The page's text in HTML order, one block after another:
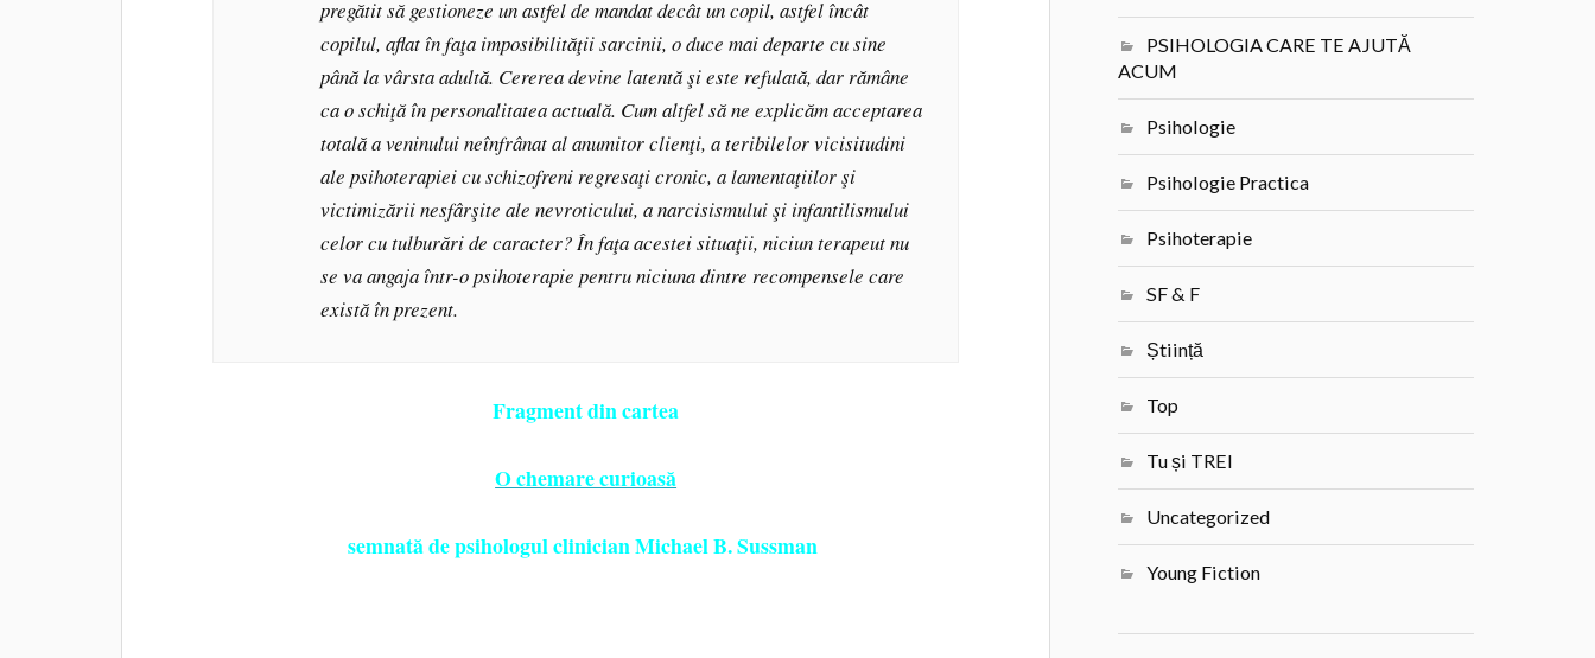
pregătit să gestioneze un astfel de mandat decât un copil, astfel încât
copilul, aflat în faţa imposibilităţii sarcinii, o duce mai departe cu sine
până la vârsta adultă. Cererea devine latentă şi este refulată, dar rămâne
ca o schiţă în personalitatea actuală. Cum altfel să ne explicăm acceptarea
totală a veninului neînfrânat al anumitor clienţi, a teribilelor vicisitudini
ale psihoterapiei cu schizofreni regresaţi cronic, a lamentaţiilor şi
victimizării nesfârşite ale nevroticului, a narcisismului şi infantilismului
celor cu tulburări de caracter? În faţa acestei situaţii, niciun terapeut nu
se va angaja într-o psihoterapie pentru niciuna dintre recompensele care
există în prezent.
Fragment din cartea
O chemare curioasă
semnată de psihologul clinician Michael B. Sussman
PSIHOLOGIA CARE TE AJUTĂ
ACUM
Psihologie
Psihologie Practica
Psihoterapie
SF & F
Știință
Top
Tu și TREI
Uncategorized
Young Fiction